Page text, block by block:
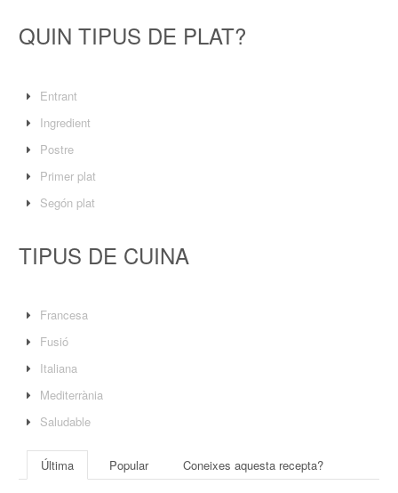
QUIN TIPUS DE PLAT?
Entrant
Ingredient
Postre
Primer plat
Segón plat
TIPUS DE CUINA
Francesa
Fusió
Italiana
Mediterrània
Saludable
Última Popular Coneixes aquesta recepta?